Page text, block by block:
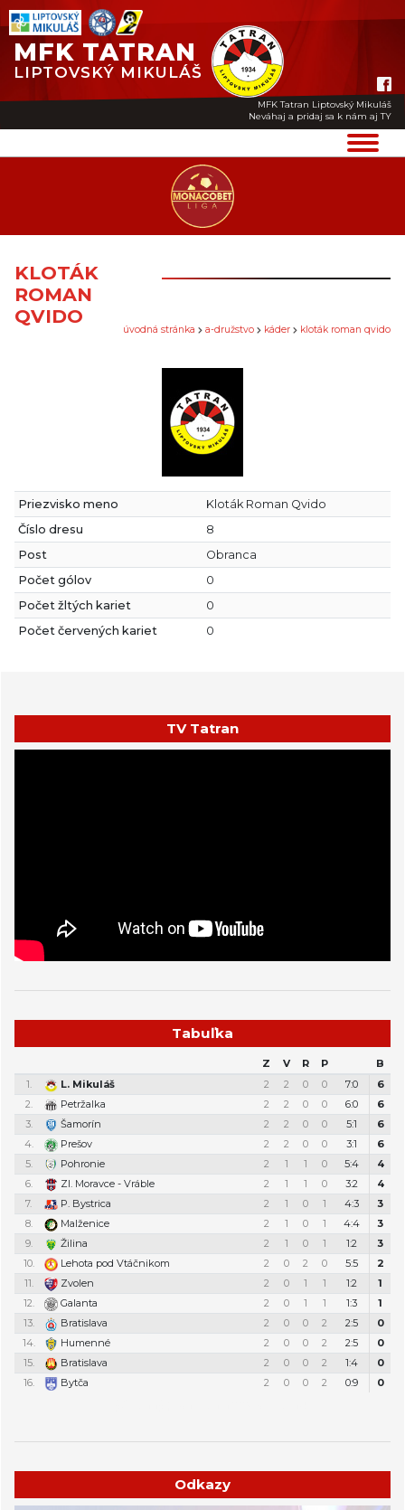
MFK TATRAN
LIPTOVSKÝ MIKULÁŠ
MFK Tatran Liptovský Mikuláš
Neváhaj a pridaj sa k nám aj TY
KLOTÁK
ROMAN
QVIDO
úvodná stránka a-družstvo káder kloták roman qvido
Priezvisko meno
Kloták Roman Qvido
Číslo dresu
8
Post
Obranca
Počet gólov
0
Počet žltých kariet
0
Počet červených kariet
0
TV Tatran
Tabuľka
Z V R P
B
1.
L. Mikuláš 2 2 0 0 7:0
6
2.
Petržalka 2 2 0 0 6:0
6
3.
Šamorín 2 2 0 0 5:1
6
4.
Prešov 2 2 0 0 3:1
6
5.
Pohronie 2 1 1 0 5:4
4
6.
Zl. Moravce - Vráble 2 1 1 0 3:2
4
7.
P. Bystrica 2 1 0 1 4:3
3
8.
Malženice 2 1 0 1 4:4
3
9.
Žilina 2 1 0 1 1:2
3
10.
Lehota pod Vtáčnikom 2 0 2 0 5:5
2
11.
Zvolen 2 0 1 1 1:2
1
12.
Galanta 2 0 1 1 1:3
1
13.
Bratislava 2 0 0 2 2:5
0
14.
Humenné 2 0 0 2 2:5
0
15.
Bratislava 2 0 0 2 1:4
0
16.
Bytča 2 0 0 2 0:9 0
Odkazy